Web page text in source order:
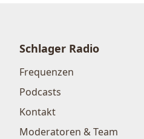
Schlager Radio
Frequenzen
Podcasts
Kontakt
Moderatoren & Team